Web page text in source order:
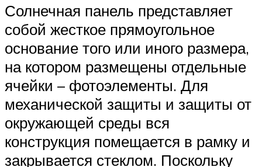
Солнечная панель представляет
собой жесткое прямоугольное
основание того или иного размера,
на котором размещены отдельные
ячейки – фотоэлементы. Для
механической защиты и защиты от
окружающей среды вся
конструкция помещается в рамку и
закрывается стеклом. Поскольку